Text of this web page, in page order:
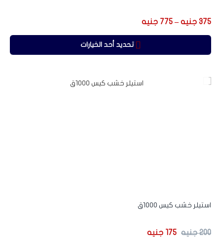
375 جنيه –
775 جنيه
تحديد أحد الخيارات
استيلر خشب كيس 1000ق
200 جنيه 175 جنيه